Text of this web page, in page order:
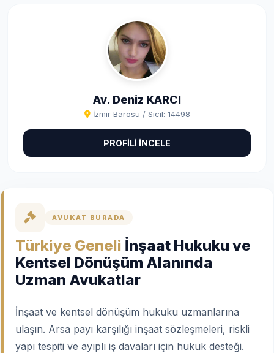
Av. Deniz KARCI
İzmir Barosu / Sicil: 14498
PROFİLİ İNCELE
AVUKAT BURADA
Türkiye Geneli İnşaat Hukuku ve
Kentsel Dönüşüm Alanında
Uzman Avukatlar
İnşaat ve kentsel dönüşüm hukuku uzmanlarına
ulaşın. Arsa payı karşılığı inşaat sözleşmeleri, riskli
yapı tespiti ve ayıplı iş davaları için hukuk desteği.